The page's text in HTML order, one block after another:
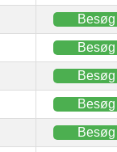
Besøg
Besøg
Besøg
Besøg
Besøg